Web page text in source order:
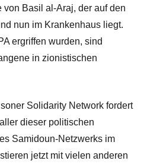
von Basil al-Araj, der auf den
nun im Krankenhaus liegt.
ergriffen wurden, sind
in zionistischen
Solidarity Network fordert
dieser politischen
Samidoun-Netzwerks im
jetzt mit vielen anderen